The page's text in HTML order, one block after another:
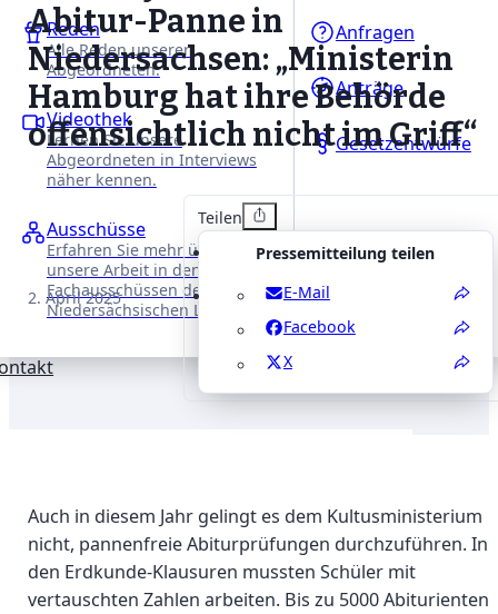
Reden
Alle Reden unserer
Abgeordneten.
Videothek
Lernen Sie unsere
Abgeordneten in Interviews
näher kennen.
Ausschüsse
Erfahren Sie mehr über
unsere Arbeit in den
Fachausschüssen des
Niedersächsischen Landtages.
Anfragen
Anträge
Gesetzentwürfe
Abitur-Panne in
Niedersachsen: „Ministerin
Hamburg hat ihre Behörde
offensichtlich nicht im Griff“
2. April 2025
Teilen
Pressemitteilung teilen
E-Mail
Facebook
X
Auch in diesem Jahr gelingt es dem Kultusministerium
nicht, pannenfreie Abiturprüfungen durchzuführen. In
den Erdkunde-Klausuren mussten Schüler mit
vertauschten Zahlen arbeiten. Bis zu 5000 Abiturienten